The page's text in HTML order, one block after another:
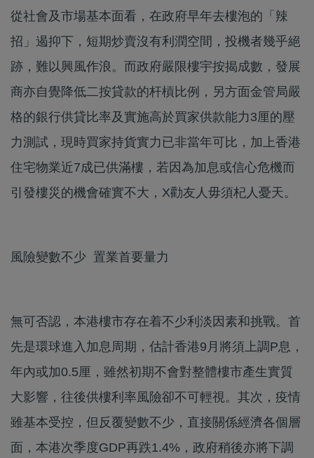
從社會及市場基本面看，在政府早年去樓泡的「辣
招」遏抑下，短期炒賣沒有利潤空間，投機者幾乎絕
跡，難以興風作浪。而政府嚴限樓宇按揭成數，發展
商亦自覺降低二按貸款的杆槓比例，另方面金管局嚴
格的銀行供貸比率及實施高於買家供款能力3厘的壓
力測試，現時買家持貨實力已非當年可比，加上香港
住宅物業近7成已供滿樓，若因為加息或信心危機而
引發樓災的機會確實不大，X勸友人毋須杞人憂天。
風險變數不少 置業首要量力
無可否認，本港樓市存在着不少利淡因素和挑戰。首
先是環球進入加息周期，估計香港9月將須上調P息，
年內或加0.5厘，雖然初期不會對整體樓市產生實質
大影響，往後供樓利率風險卻不可輕視。其次，疫情
雖基本受控，但反覆變數不少，直接關係經濟各個層
面，本港次季度GDP再跌1.4%，政府稍後亦將下調